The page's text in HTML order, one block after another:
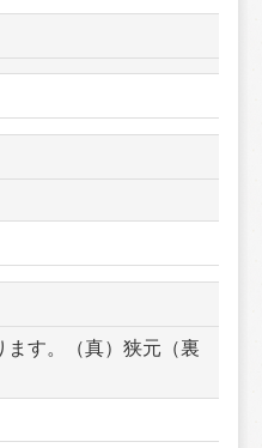
す。（真）狭元（裏